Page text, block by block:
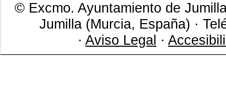
© Excmo. Ayuntamiento de
Jumilla (Murcia, España) ·
· Aviso Legal ·